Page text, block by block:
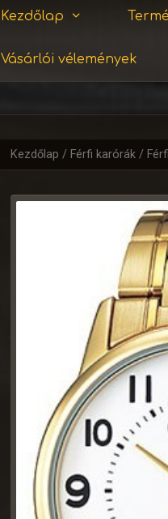
Kezdőlap
Vásárlói vélemények
Kezdőlap / Férfi karórák /